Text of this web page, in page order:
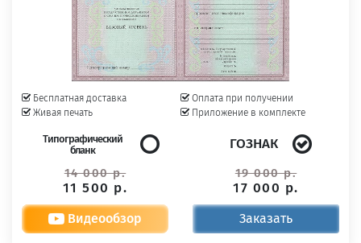
Бесплатная доставка
Живая печать
Оплата при получении
Приложение в комплекте
Типографический
бланк
14 000 р.
11 500 р.
ГОЗНАК
19 000 р.
17 000 р.
Видеообзор Заказать